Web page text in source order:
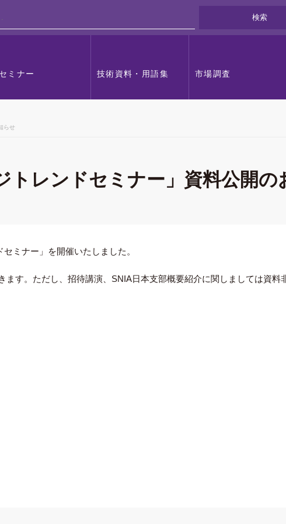
検索
セミナー 技術資料・用語集 市場調査
らせ
トレンドセミナー」資料公開の
ミナー」を開催いたしました。
す。ただし、招待講演、SNIA日本支部概要紹介に関しましては資料